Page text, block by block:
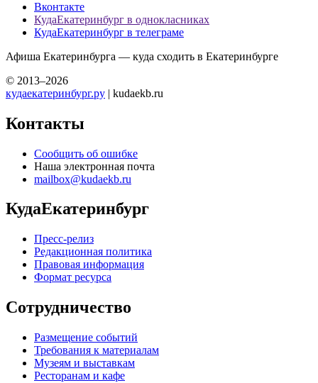
Вконтакте
КудаЕкатеринбург в однокласниках
КудаЕкатеринбург в телеграме
Афиша Екатеринбурга — куда сходить в Екатеринбурге
© 2013–2026
кудаекатеринбург.ру | kudaekb.ru
Контакты
Сообщить об ошибке
Наша электронная почта
mailbox@kudaekb.ru
КудаЕкатеринбург
Пресс-релиз
Редакционная политика
Правовая информация
Формат ресурса
Сотрудничество
Размещение событий
Требования к материалам
Музеям и выставкам
Ресторанам и кафе